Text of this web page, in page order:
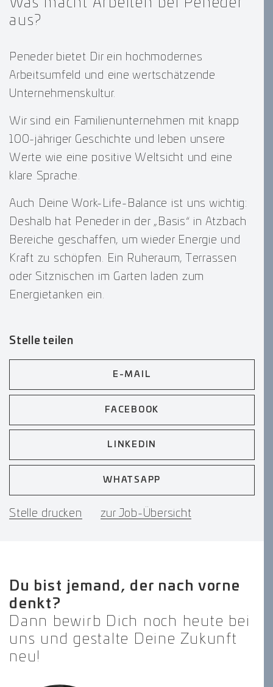
Was macht Arbeiten bei Peneder
aus?
Peneder bietet Dir ein hochmodernes
Arbeitsumfeld und eine wertschätzende
Unternehmenskultur.
Wir sind ein Familienunternehmen mit knapp
100-jähriger Geschichte und leben unsere
Werte wie eine positive Weltsicht und eine
klare Sprache.
Auch Deine Work-Life-Balance ist uns wichtig:
Deshalb hat Peneder in der „Basis“ in Atzbach
Bereiche geschaffen, um wieder Energie und
Kraft zu schöpfen. Ein Ruheraum, Terrassen
oder Sitznischen im Garten laden zum
Energietanken ein.
Stelle teilen
E-MAIL
FACEBOOK
LINKEDIN
WHATSAPP
Stelle drucken zur Job-Übersicht
Du bist jemand, der nach vorne
denkt?
Dann bewirb Dich noch heute bei
uns und gestalte Deine Zukunft
neu!